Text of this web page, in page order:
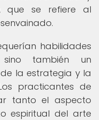
que se refiere al
habilidades
sino también un
la estrategia y la
practicantes de
tanto el aspecto
espiritual del arte